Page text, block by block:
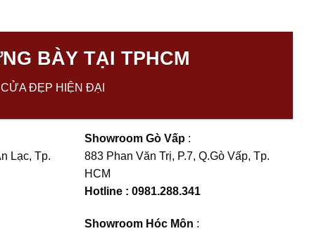
BÀY TẠI TPHCM
ĐẸP HIỆN ĐẠI
Lạc, Tp.
Showroom Gò Vấp :
883 Phan Văn Trị, P.7, Q.Gò Vấp, Tp.
HCM
Hotline : 0981.288.341
Showroom Hóc Môn :